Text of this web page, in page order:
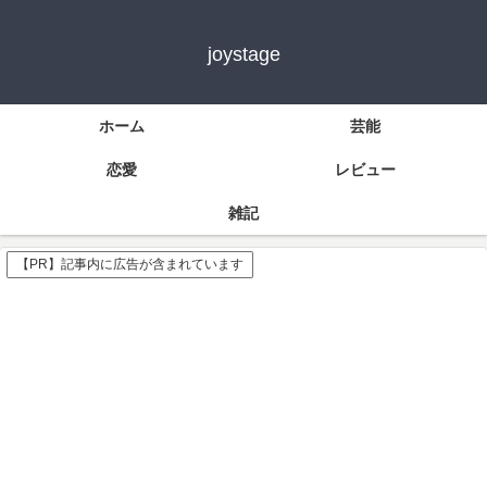
joystage
ホーム 芸能
恋愛 レビュー
雑記
【PR】記事内に広告が含まれています